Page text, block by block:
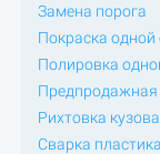
Замена порога
Покраска
Полировка
Предпродажная
Рихтовка кузова
Сварка пластика